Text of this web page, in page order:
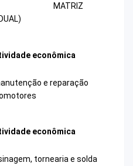
MATRIZ
econômica
e reparação
econômica
tornearia e solda